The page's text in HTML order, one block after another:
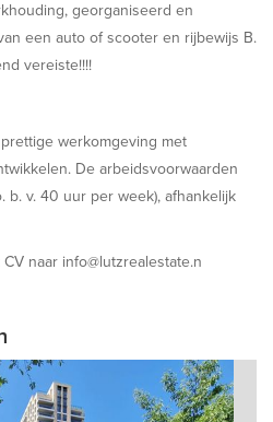
georganiseerd en
een auto of scooter en rijbewijs B.
vereiste!!!!
werkomgeving met
De arbeidsvoorwaarden
b. v. 40 uur per week), afhankelijk
naar info@lutzrealestate.n